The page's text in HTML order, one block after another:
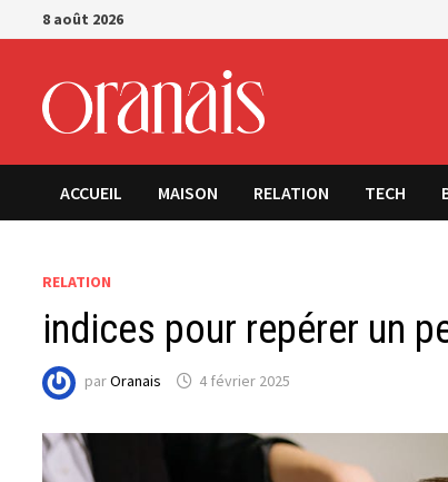
Passer
au
8 août 2026
ACCUEIL MAISON RELATION TECH
RELATION
indices pour repérer un
parOranais 4 février 2025